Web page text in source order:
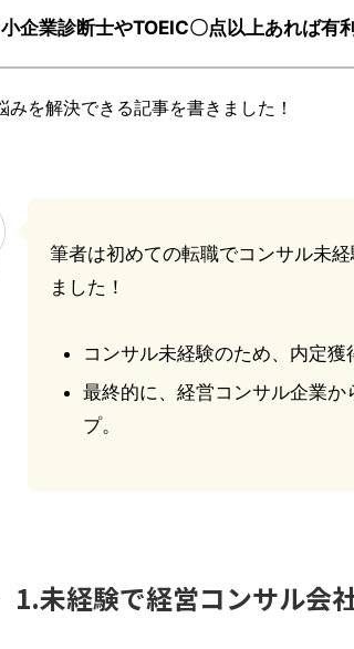
小企業診断士やTOEIC〇点以上あれば有
みを解決できる記事を書きました！
筆者は初めての転職でコンサル未
ました！
コンサル未経験のため、内定獲
最終的に、経営コンサル企業
プ。
1.未経験で経営コンサル会